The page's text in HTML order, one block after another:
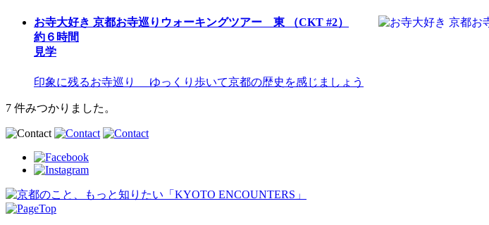
お寺大好き 京都お寺巡りウォーキングツアー 東
（CKT #2）
約６時間
見学
印象に残るお寺巡り ゆっくり歩いて京都の歴史を感じましょう
7 件みつかりました。